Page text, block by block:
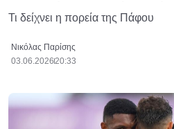
Τι δείχνει η πορεία της Πάφου
Νικόλας Παρίσης
03.06.202620:33